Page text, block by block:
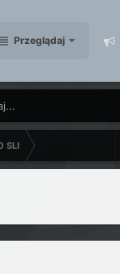
Przeglądaj
SLI